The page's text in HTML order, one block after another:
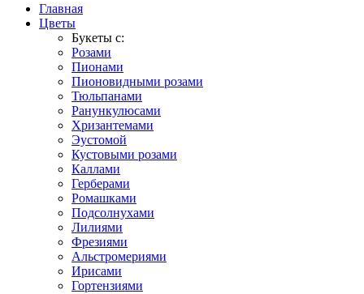
Главная
Цветы
Букеты с:
Розами
Пионами
Пионовидными розами
Тюльпанами
Ранункулюсами
Хризантемами
Эустомой
Кустовыми розами
Каллами
Герберами
Ромашками
Подсолнухами
Лилиями
Фрезиями
Альстромериями
Ирисами
Гортензиями